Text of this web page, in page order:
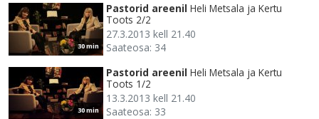
30 min
Pastorid areenil Heli Metsala ja Kertu
Toots 2/2
27.3.2013 kell 21.40
Saateosa: 34
30 min
Pastorid areenil Heli Metsala ja Kertu
Toots 1/2
13.3.2013 kell 21.40
Saateosa: 33